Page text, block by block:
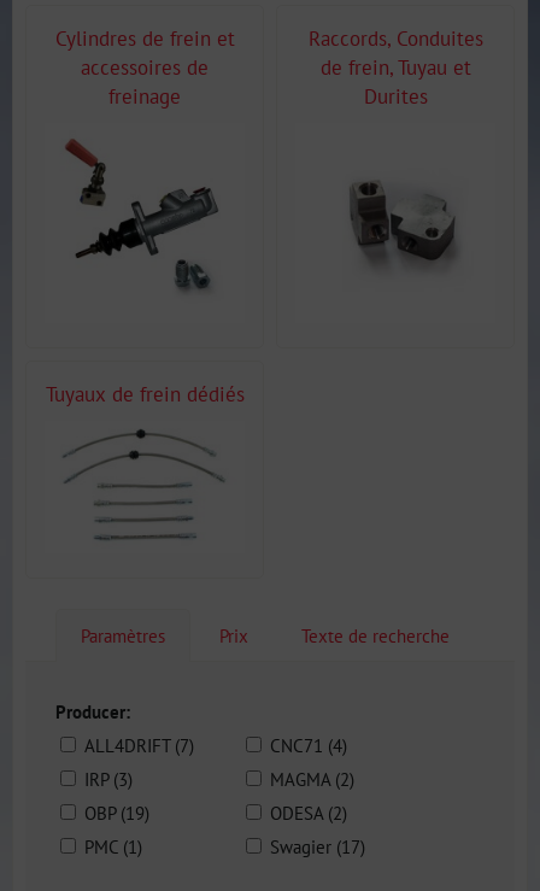
Cylindres de frein et
accessoires de
freinage
Raccords, Conduites
de frein, Tuyau et
Durites
Tuyaux de frein dédiés
Paramètres Prix Texte de recherche
Producer:
ALL4DRIFT (7)
CNC71 (4)
IRP (3)
MAGMA (2)
OBP (19)
ODESA (2)
PMC (1)
Swagier (17)